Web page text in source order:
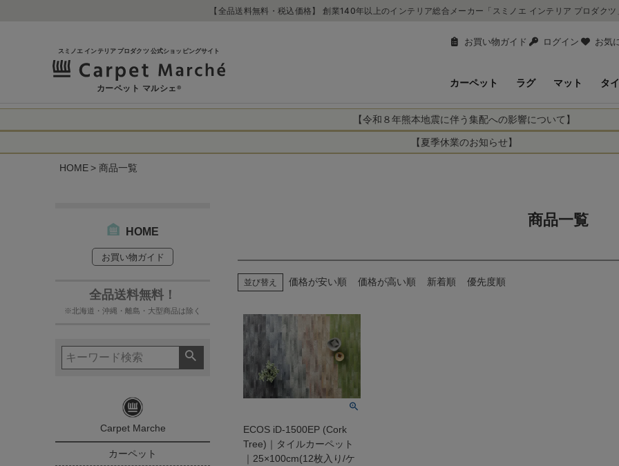
【全品送料無料・税込価格】 創業140年以上のインテリア総合メーカー「スミノエ インテリア プロダク
お買い物ガイド ログイン お気
スミノエ インテリア プロダクツ 公式ショッピングサイト
カーペット マルシェ® カーペット ラグ マット タ
【令和８年熊本地震に伴う集配への影響について】
令和8年熊本地震により、お亡くなりになられた方々に深く哀悼の意を表しますとともに
に心よりお見舞い申し上げます。 この地震の影響により、現在、一部地域を発着するお荷
なお、今後の被害状況や交通規制などにより、対象地域やサービスへの影響が変更となる
お客さまにはご不便をおかけいたしますが、何卒ご理解賜りますようお願い申し上げます
詳しくはこちら
【夏季休業のお知らせ】
オーダー商品など、詳しくはこちらから
HOME 商品一覧
HOME
お買い物ガイド
全品送料無料！
※北海道・沖縄・離島・大型商品は除く
Carpet Marche
カーペット
商品一覧
並び替え 価格が安い順 価格が高い順 新着順 優先度順
ECOS iD-1500EP (Cork
Tree)｜タイルカーペット
｜25×100cm(12枚入り/ケ